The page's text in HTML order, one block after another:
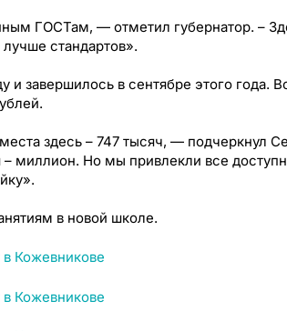
ГОСТам, — отметил губернатор. –
стандартов».
и завершилось в сентябре этого года.
здесь – 747 тысяч, — подчеркнул
миллион. Но мы привлекли все
в новой школе.